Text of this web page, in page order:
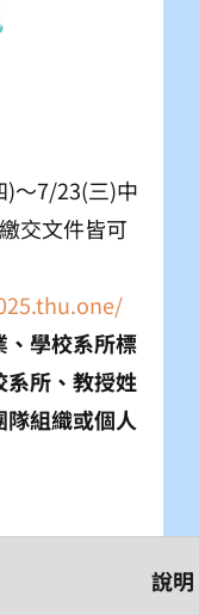
～7/23(三)中
交文件皆可
、學校系所標
系所、教授姓
隊組織或個人
說明